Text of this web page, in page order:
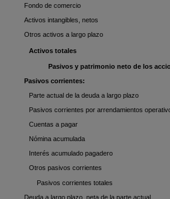
Fondo de comercio
Activos intangibles, netos
Otros activos a largo plazo
Activos totales
Pasivos y patrimonio neto de los
Pasivos corrientes:
Parte actual de la deuda a largo plazo
Pasivos corrientes por arrendamientos
Cuentas a pagar
Nómina acumulada
Interés acumulado pagadero
Otros pasivos corrientes
Pasivos corrientes totales
Deuda a largo plazo, neta de la parte actual